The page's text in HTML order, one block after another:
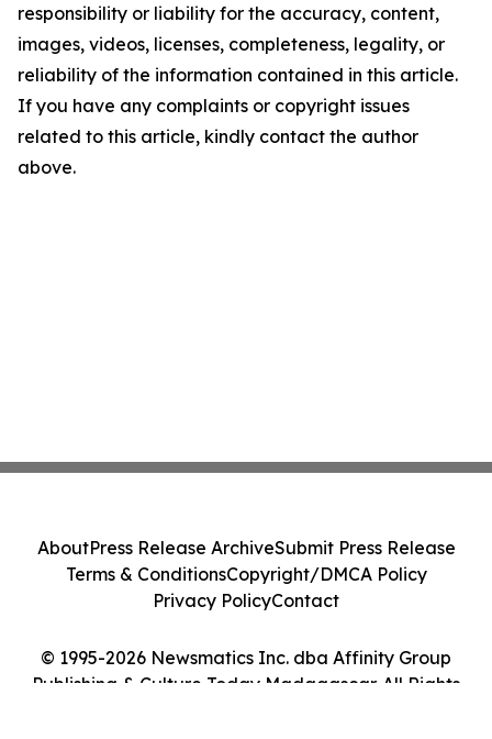
responsibility or liability for the accuracy, content,
images, videos, licenses, completeness, legality, or
reliability of the information contained in this article.
If you have any complaints or copyright issues
related to this article, kindly contact the author
above.
© 1995-2026 Newsmatics Inc. dba Affinity Group
Publishing & Culture Today Madagascar. All Rights
AboutPress Release ArchiveSubmit Press Release
Terms & ConditionsCopyright/DMCA Policy
Privacy PolicyContact